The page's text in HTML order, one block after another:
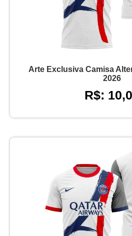
Arte Exclusiva Camisa
2026
R$: